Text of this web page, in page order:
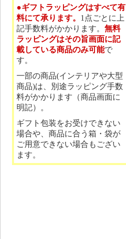
●ギフトラッピングはすべて有
料にて承ります。 1点ごとに上
記手数料がかかります。 無料
ラッピングはその旨画面に記
載している商品のみ可能で
す。
一部の商品(インテリアや大型
商品)は、別途ラッピング手数
料がかかります（商品画面に
明記）。
ギフト包装をお受けできない
場合や、商品に合う箱・袋が
ご用意できない場合もござい
ます。